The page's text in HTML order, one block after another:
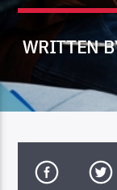
CURRENT TRACK
TITLE
WRITTEN